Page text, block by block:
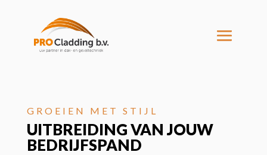
GROEIEN MET STIJL
UITBREIDING VAN JOUW
BEDRIJFSPAND